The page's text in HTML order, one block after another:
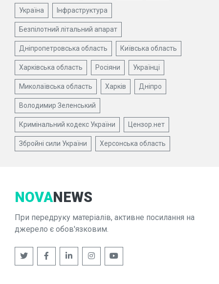
Україна Інфраструктура
Безпілотний літальний апарат
Дніпропетровська область Київська область
Харківська область Росіяни Українці
Миколаївська область Харків Дніпро
Володимир Зеленський
Кримінальний кодекс України Цензор.нет
Збройні сили України Херсонська область
NOVANEWS
При передруку матеріалів, активне посилання на
джерело є обов'язковим.